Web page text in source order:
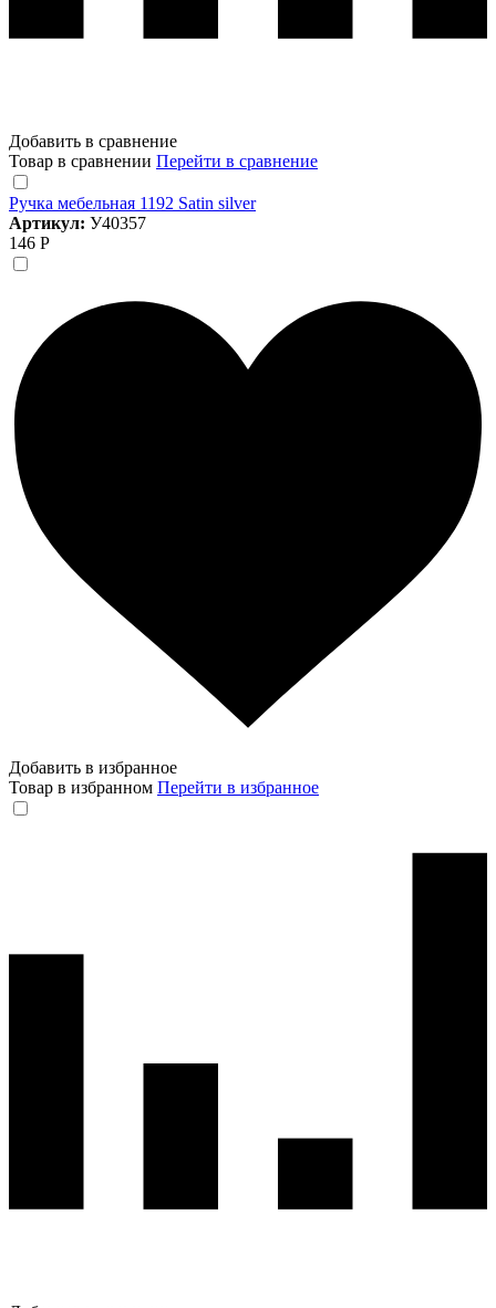
Добавить в сравнение
Товар в сравнении Перейти в сравнение
Ручка мебельная 1192 Satin silver
Артикул: У40357
146 Р
Добавить в избранное
Товар в избранном Перейти в избранное